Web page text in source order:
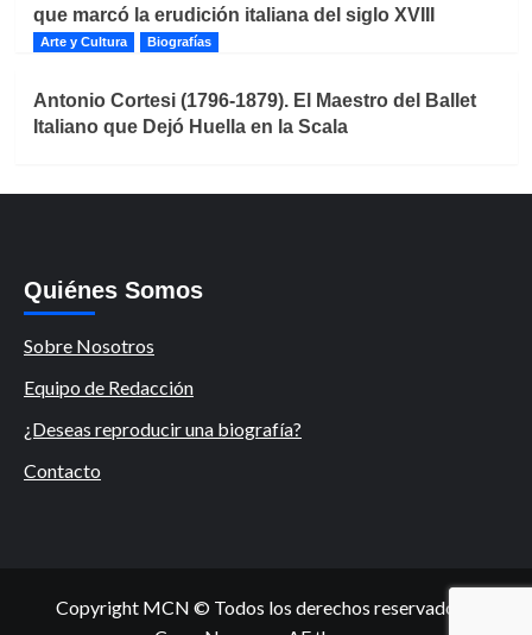
que marcó la erudición italiana del siglo XVIII
Arte y Cultura Biografías
Antonio Cortesi (1796-1879). El Maestro del Ballet
Italiano que Dejó Huella en la Scala
Quiénes Somos
Sobre Nosotros
Equipo de Redacción
¿Deseas reproducir una biografía?
Contacto
Copyright MCN © Todos los derechos reservados.